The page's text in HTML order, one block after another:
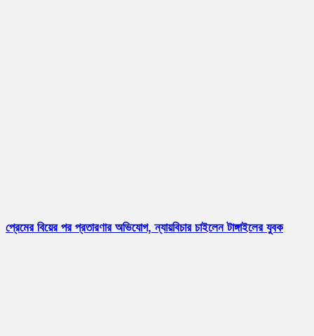
প্রেমের বিয়ের পর প্রতারণার অভিযোগ, ন্যায়বিচার চাইলেন টাঙ্গাইলের যুবক